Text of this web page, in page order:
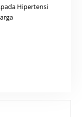
Hipertensi